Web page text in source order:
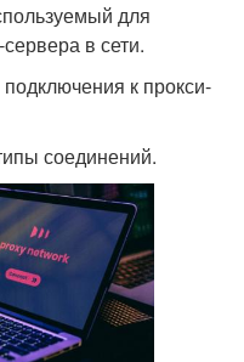
для
в сети.
к прокси-
соединений.